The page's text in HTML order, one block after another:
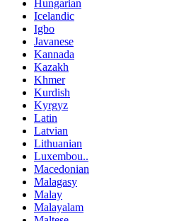
Hungarian
Icelandic
Igbo
Javanese
Kannada
Kazakh
Khmer
Kurdish
Kyrgyz
Latin
Latvian
Lithuanian
Luxembou..
Macedonian
Malagasy
Malay
Malayalam